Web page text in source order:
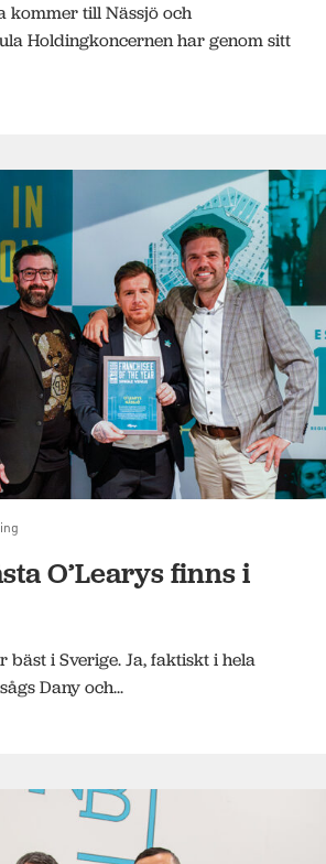
kommer till Nässjö och
Holdingkoncernen har genom sitt
O’Learys finns i
bäst i Sverige. Ja, faktiskt i hela
Dany och...